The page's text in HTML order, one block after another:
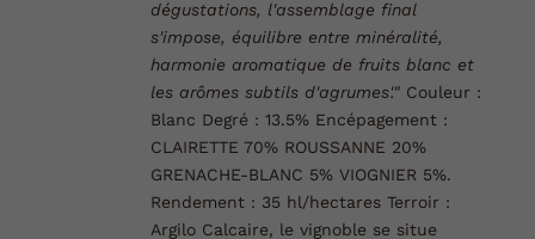
dégustations, l'assemblage final
s'impose, équilibre entre minéralité,
harmonie aromatique de fruits blanc et
les arômes subtils d'agrumes'." Couleur :
Blanc Degré :13.5% Encépagement :
CLAIRETTE 70% ROUSSANNE 20%
GRENACHE-BLANC 5% VIOGNIER 5%.
Rendement : 35 hl/hectaresTerroir :
Argilo Calcaire, le vignoble se situe